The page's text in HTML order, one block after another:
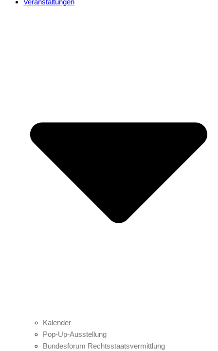
Veranstaltungen
Kalender
Pop-Up-Ausstellung
Bundesforum Rechtsstaatsvermittlung